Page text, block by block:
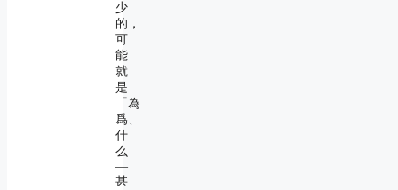
少
的，
可
能
就
是
「為
爲、
什
么
―
甚